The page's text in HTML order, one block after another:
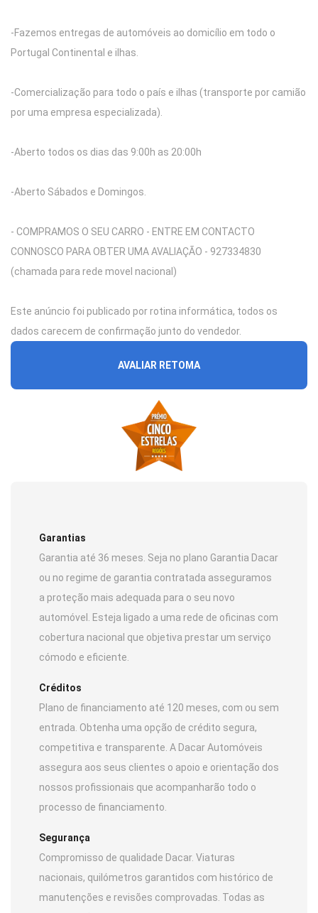
-Fazemos entregas de automóveis ao domicílio em todo o
Portugal Continental e ilhas.
-Comercialização para todo o país e ilhas (transporte por camião
por uma empresa especializada).
-Aberto todos os dias das 9:00h as 20:00h
-Aberto Sábados e Domingos.
- COMPRAMOS O SEU CARRO - ENTRE EM CONTACTO
CONNOSCO PARA OBTER UMA AVALIAÇÃO - 927334830
(chamada para rede movel nacional)
Este anúncio foi publicado por rotina informática, todos os
dados carecem de confirmação junto do vendedor.
AVALIAR RETOMA
Garantias
Garantia até 36 meses. Seja no plano Garantia Dacar
ou no regime de garantia contratada asseguramos
a proteção mais adequada para o seu novo
automóvel. Esteja ligado a uma rede de oficinas com
cobertura nacional que objetiva prestar um serviço
cómodo e eficiente.
Créditos
Plano de financiamento até 120 meses, com ou sem
entrada. Obtenha uma opção de crédito segura,
competitiva e transparente. A Dacar Automóveis
assegura aos seus clientes o apoio e orientação dos
nossos profissionais que acompanharão todo o
processo de financiamento.
Segurança
Compromisso de qualidade Dacar. Viaturas
nacionais, quilómetros garantidos com histórico de
manutenções e revisões comprovadas. Todas as